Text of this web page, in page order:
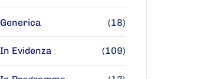
Generica (18)
In Evidenza (109)